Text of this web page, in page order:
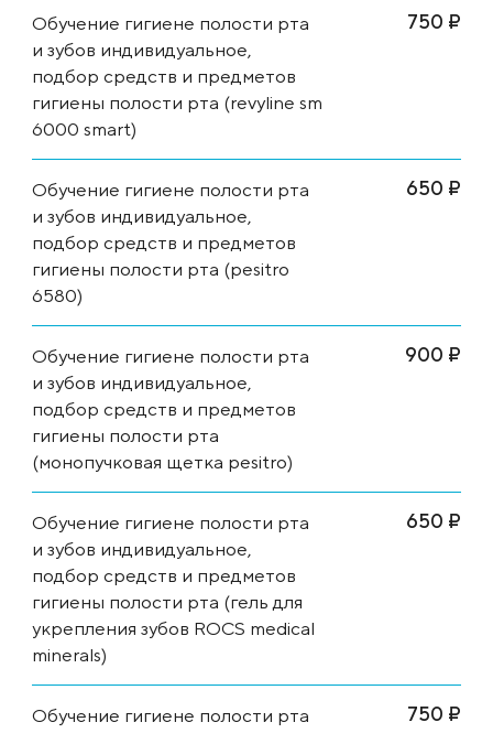
Обучение гигиене полости рта
и зубов индивидуальное,
подбор средств и предметов
гигиены полости рта (revyline sm
6000 smart)
750 ₽
Обучение гигиене полости рта
и зубов индивидуальное,
подбор средств и предметов
гигиены полости рта (pesitro
6580)
650 ₽
Обучение гигиене полости рта
и зубов индивидуальное,
подбор средств и предметов
гигиены полости рта
(монопучковая щетка pesitro)
900 ₽
Обучение гигиене полости рта
и зубов индивидуальное,
подбор средств и предметов
гигиены полости рта (гель для
укрепления зубов ROCS medical
minerals)
650 ₽
Обучение гигиене полости рта
750 ₽